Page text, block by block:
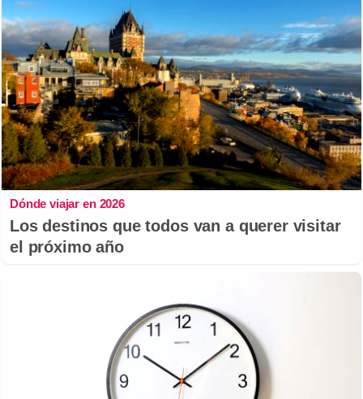
Dónde viajar en 2026
Los destinos que todos van a querer visitar
el próximo año